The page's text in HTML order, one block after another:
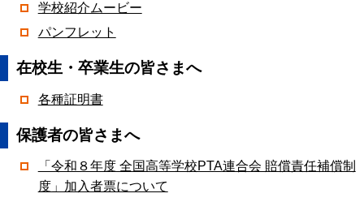
学校紹介ムービー
パンフレット
在校生・卒業生の皆さまへ
各種証明書
保護者の皆さまへ
「令和８年度 全国高等学校PTA連合会 賠償責任補償制
度」加入者票について